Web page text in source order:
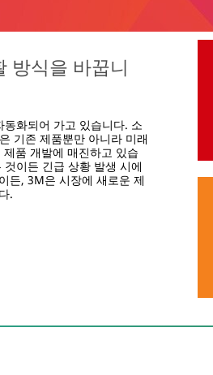
privacy-
방식을 바꿉니
화되어 가고 있습니다. 소
기존 제품뿐만 아니라 미래
품 개발에 매진하고 있습
이든 긴급 상황 발생 시에
든, 3M은 시장에 새로운 제
.